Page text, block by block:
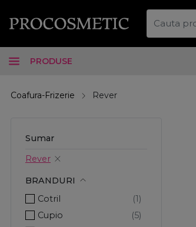
PRODUSE
Coafura-Frizerie Rever
Sumar
Rever
BRANDURI
Cotril
Cupio